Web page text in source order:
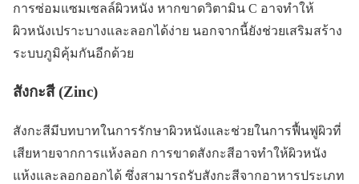
การซ่อมแซมเซลล์ผิวหนัง หากขาดวิตามิน C อาจทำให้
ผิวหนังเปราะบางและลอกได้ง่าย นอกจากนี้ยังช่วยเสริมสร้าง
ระบบภูมิคุ้มกันอีกด้วย
สังกะสี (Zinc)
สังกะสีมีบทบาทในการรักษาผิวหนังและช่วยในการฟื้นฟูผิวที่
เสียหายจากการแห้งลอก การขาดสังกะสีอาจทำให้ผิวหนัง
แห้งและลอกออกได้ ซึ่งสามารถรับสังกะสีจากอาหารประเภท